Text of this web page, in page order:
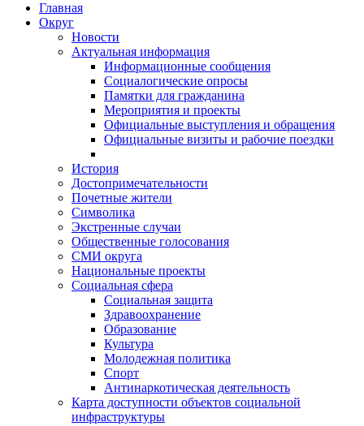
Главная
Округ
Новости
Актуальная информация
Информационные сообщения
Социалогические опросы
Памятки для гражданина
Мероприятия и проекты
Официальные выступления и обращения
Официальные визиты и рабочие поездки
История
Достопримечательности
Почетные жители
Символика
Экстренные случаи
Общественные голосования
СМИ округа
Национальные проекты
Социальная сфера
Социальная защита
Здравоохранение
Образование
Культура
Молодежная политика
Спорт
Антинаркотическая деятельность
Карта доступности объектов социальной
инфраструктуры